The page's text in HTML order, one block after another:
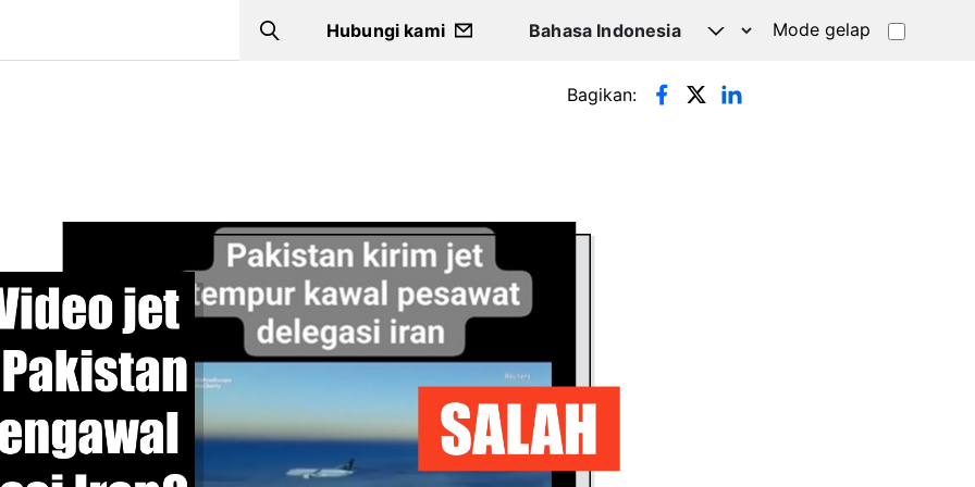
Search
Hubungi kami Mode gelap
Bagikan: